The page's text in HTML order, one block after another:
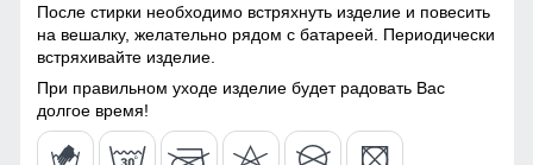
Капюшон надежно защищает от различных внешних
факторов, таких как ветер.
Съемный ветрозащитный капюшон
Капюшон надежно защищает от различных внешних
64
Материал подкладки
капюшона
Ткани TW - сетка Air Mesh/
Материал подкладки
воротника
После стирки необходимо встряхнуть изделие и повесить
на вешалку, желательно рядом с батареей. Периодически
встряхивайте изделие.
При правильном уходе изделие будет радовать Вас
долгое время!